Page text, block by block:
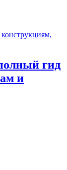
гид
и